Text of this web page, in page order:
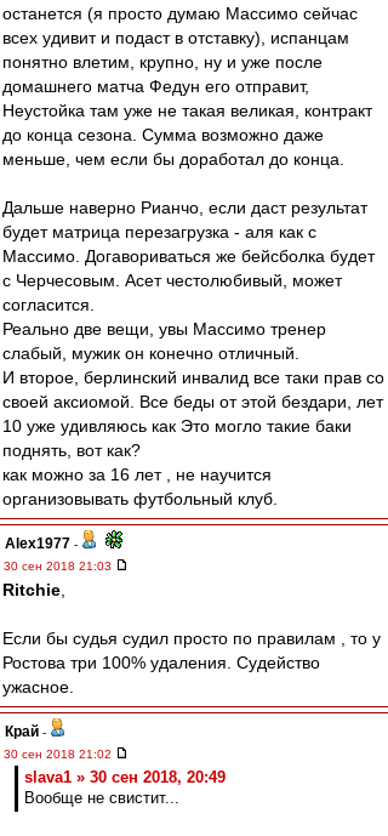
останется (я просто думаю Массимо сейчас
всех удивит и подаст в отставку), испанцам
понятно влетим, крупно, ну и уже после
домашнего матча Федун его отправит,
Неустойка там уже не такая великая, контракт
до конца сезона. Сумма возможно даже
меньше, чем если бы доработал до конца.
Дальше наверно Рианчо, если даст результат
будет матрица перезагрузка - аля как с
Массимо. Догавориваться же бейсболка будет
с Черчесовым. Асет честолюбивый, может
согласится.
Реально две вещи, увы Массимо тренер
слабый, мужик он конечно отличный.
И второе, берлинский инвалид все таки прав со
своей аксиомой. Все беды от этой бездари, лет
10 уже удивляюсь как Это могло такие баки
поднять, вот как?
как можно за 16 лет , не научится
организовывать футбольный клуб.
Alex1977 -
30 сен 2018 21:03
Ritchie
Если бы судья судил просто по правилам , то у
Ростова три 100% удаления. Судейство
ужасное.
Край -
30 сен 2018 21:02
slava1 » 30 сен 2018, 20:49
Вообще не свистит...